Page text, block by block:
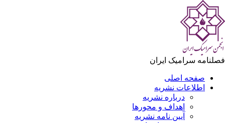
سرامیک ایران
صفحه اصلی
اطلاعات نشریه
درباره نشریه
اهداف و محورها
آیین نامه نشریه